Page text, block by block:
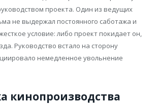
проекта. Один из ведущих
не выдержал постоянного саботажа и
условие: либо проект покидает он,
Руководство встало на сторону
немедленное увольнение
кинопроизводства